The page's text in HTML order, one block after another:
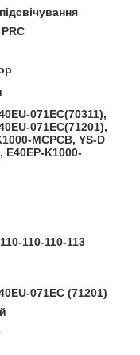
071EC(70311),
071EC(71201),
MCPCB, YS-D
E40EP-K1000-
110-110-113
071EC (71201)